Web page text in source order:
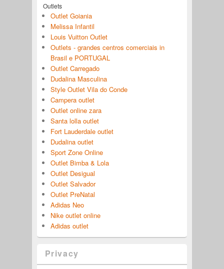
Outlets
Outlet Goiania
Melissa Infantil
Louis Vuitton Outlet
Outlets - grandes centros comerciais in
Brasil e PORTUGAL
Outlet Carregado
Dudalina Masculina
Style Outlet Vila do Conde
Campera outlet
Outlet online zara
Santa lolla outlet
Fort Lauderdale outlet
Dudalina outlet
Sport Zone Online
Outlet Bimba & Lola
Outlet Desigual
Outlet Salvador
Outlet PreNatal
Adidas Neo
Nike outlet online
Adidas outlet
Privacy